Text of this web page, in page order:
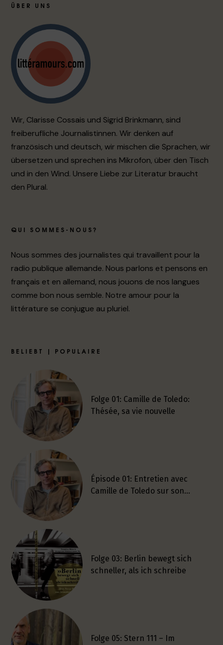
ÜBER UNS
Wir, Clarisse Cossais und Sigrid Brinkmann, sind
freiberufliche Journalistinnen. Wir denken auf
französisch und deutsch, wir mischen die Sprachen, wir
übersetzen und sprechen ins Mikrofon, über den Tisch
und in den Wind. Unsere Liebe zur Literatur braucht
den Plural.
QUI SOMMES-NOUS?
Nous sommes des journalistes qui travaillent pour la
radio publique allemande. Nous parlons et pensons en
français et en allemand, nous jouons de nos langues
comme bon nous semble. Notre amour pour la
littérature se conjugue au pluriel.
BELIEBT | POPULAIRE
Folge 01: Camille de Toledo:
Thésée, sa vie nouvelle
Épisode 01: Entretien avec
Camille de Toledo sur son…
Folge 03: Berlin bewegt sich
schneller, als ich schreibe
Folge 05: Stern 111 – Im